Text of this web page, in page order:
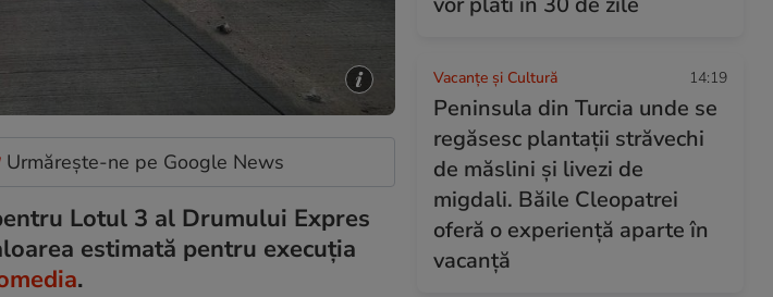
Urmărește-ne pe Google News
Lotul 3 al Drumului Expres
estimată pentru execuția
.
Vacanțe și Cultură 14:19
Peninsula din Turcia unde se
regăsesc plantații străvechi
de măslini și livezi de
migdali. Băile Cleopatrei
oferă o experiență aparte în
vacanță